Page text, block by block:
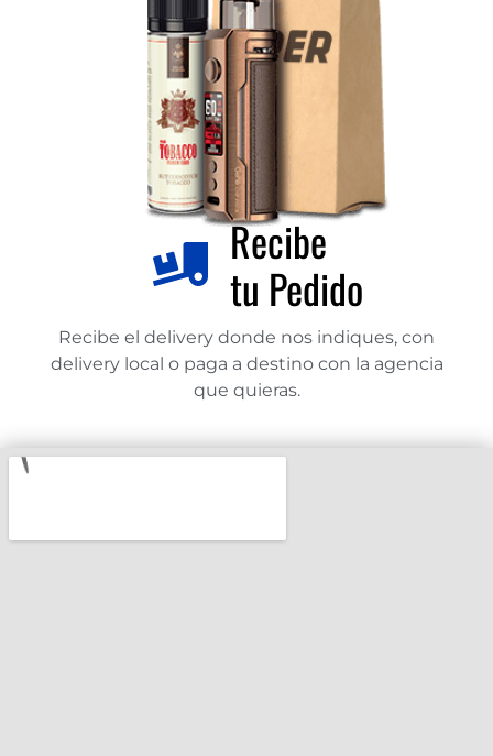
Recibe
tu Pedido
Recibe el delivery donde nos indiques, con
delivery local o paga a destino con la agencia
que quieras.